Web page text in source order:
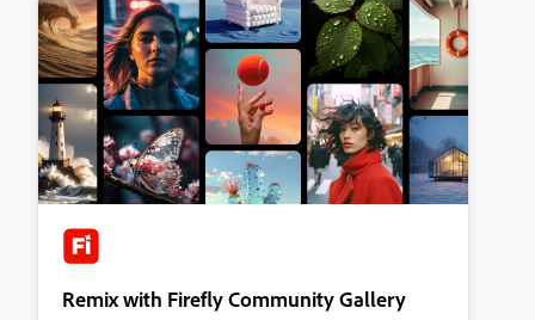
Remix with Firefly Community Gallery